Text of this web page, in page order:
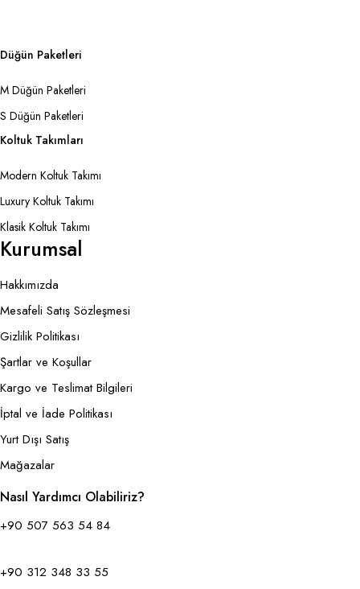
Düğün Paketleri
M Düğün Paketleri
S Düğün Paketleri
Koltuk Takımları
Modern Koltuk Takımı
Luxury Koltuk Takımı
Klasik Koltuk Takımı
Kurumsal
Hakkımızda
Mesafeli Satış Sözleşmesi
Gizlilik Politikası
Şartlar ve Koşullar
Kargo ve Teslimat Bilgileri
İptal ve İade Politikası
Yurt Dışı Satış
Mağazalar
Nasıl Yardımcı Olabiliriz?
+90 507 563 54 84
+90 312 348 33 55